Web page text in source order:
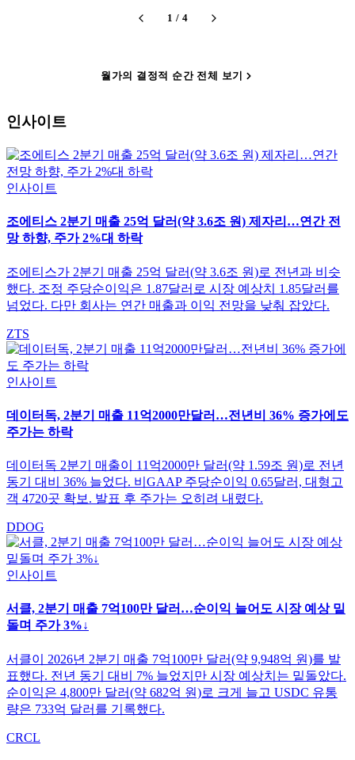
1 / 4
월가의 결정적 순간 전체 보기
인사이트
인사이트
조에티스 2분기 매출 25억 달러(약 3.6조 원) 제자리…연간 전
망 하향, 주가 2%대 하락
조에티스가 2분기 매출 25억 달러(약 3.6조 원)로 전년과 비슷
했다. 조정 주당순이익은 1.87달러로 시장 예상치 1.85달러를
넘었다. 다만 회사는 연간 매출과 이익 전망을 낮춰 잡았다.
ZTS
인사이트
데이터독, 2분기 매출 11억2000만달러…전년비 36% 증가에도
주가는 하락
데이터독 2분기 매출이 11억2000만 달러(약 1.59조 원)로 전년
동기 대비 36% 늘었다. 비GAAP 주당순이익 0.65달러, 대형고
객 4720곳 확보. 발표 후 주가는 오히려 내렸다.
DDOG
인사이트
서클, 2분기 매출 7억100만 달러…순이익 늘어도 시장 예상 밑
돌며 주가 3%↓
서클이 2026년 2분기 매출 7억100만 달러(약 9,948억 원)를 발
표했다. 전년 동기 대비 7% 늘었지만 시장 예상치는 밑돌았다.
순이익은 4,800만 달러(약 682억 원)로 크게 늘고 USDC 유통
량은 733억 달러를 기록했다.
CRCL